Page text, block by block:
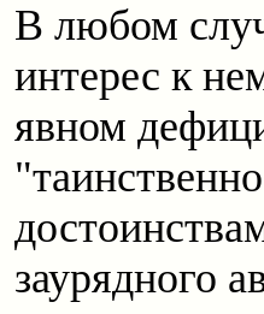
В любом
интерес к
явном
заурядного